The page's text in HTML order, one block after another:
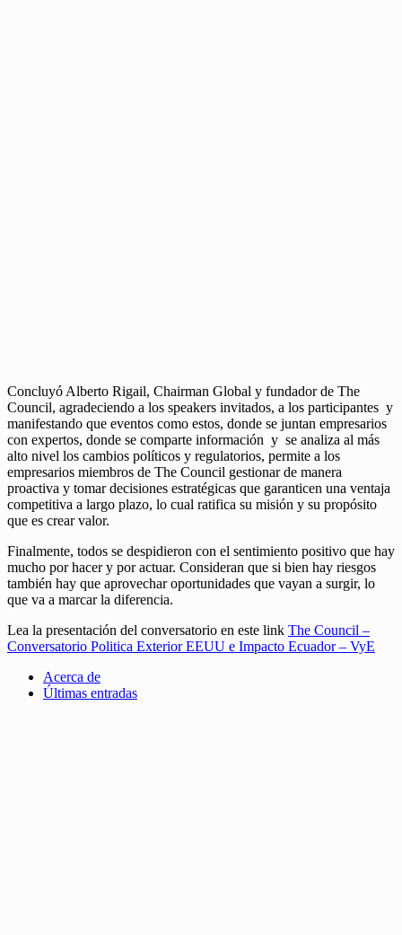
Concluyó Alberto Rigail, Chairman Global y fundador de The
Council, agradeciendo a los speakers invitados, a los participantes y
manifestando que eventos como estos, donde se juntan empresarios
con expertos, donde se comparte información y se analiza al más
alto nivel los cambios políticos y regulatorios, permite a los
empresarios miembros de The Council gestionar de manera
proactiva y tomar decisiones estratégicas que garanticen una ventaja
competitiva a largo plazo, lo cual ratifica su misión y su propósito
que es crear valor.
Finalmente, todos se despidieron con el sentimiento positivo que hay
mucho por hacer y por actuar. Consideran que si bien hay riesgos
también hay que aprovechar oportunidades que vayan a surgir, lo
que va a marcar la diferencia.
Lea la presentación del conversatorio en este link The Council –
Conversatorio Politica Exterior EEUU e Impacto Ecuador – VyE
Acerca de
Últimas entradas